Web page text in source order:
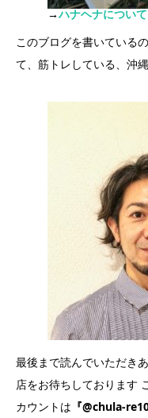
→ハナヘナについて
このブログを書いている
て、筋トレしている、沖
最後まで読んでいただき
店をお待ちしております
カウントは 『@chula-